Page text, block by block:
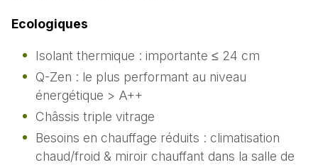
Ecologiques
Isolant thermique : importante ≤ 24 cm
Q-Zen : le plus performant au niveau
énergétique > A++
Châssis triple vitrage
Besoins en chauffage réduits : climatisation
chaud/froid & miroir chauffant dans la salle de